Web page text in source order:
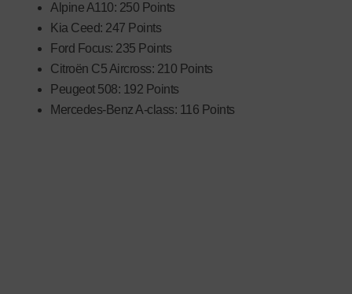
Alpine A110: 250 Points
Kia Ceed: 247 Points
Ford Focus: 235 Points
Citroën C5 Aircross: 210 Points
Peugeot 508: 192 Points
Mercedes-Benz A-class: 116 Points